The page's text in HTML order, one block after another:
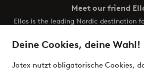
Deine Cookies, deine Wahl!
Jotex nutzt obligatorische Cookies,
Meet our friend
Ellos is the leading Nordic destination
the latest trends, curated to make
effortless. It’s all here.
Visit Ellos